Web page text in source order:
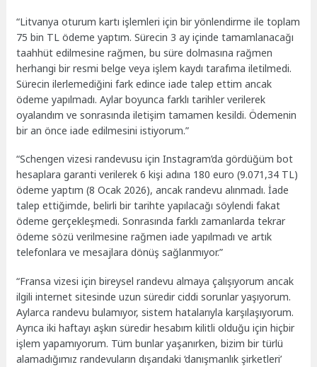
“Litvanya oturum kartı işlemleri için bir yönlendirme ile toplam
75 bin TL ödeme yaptım. Sürecin 3 ay içinde tamamlanacağı
taahhüt edilmesine rağmen, bu süre dolmasına rağmen
herhangi bir resmi belge veya işlem kaydı tarafıma iletilmedi.
Sürecin ilerlemediğini fark edince iade talep ettim ancak
ödeme yapılmadı. Aylar boyunca farklı tarihler verilerek
oyalandım ve sonrasında iletişim tamamen kesildi. Ödemenin
bir an önce iade edilmesini istiyorum.”
“Schengen vizesi randevusu için Instagram’da gördüğüm bot
hesaplara garanti verilerek 6 kişi adına 180 euro (9.071,34 TL)
ödeme yaptım (8 Ocak 2026), ancak randevu alınmadı. İade
talep ettiğimde, belirli bir tarihte yapılacağı söylendi fakat
ödeme gerçekleşmedi. Sonrasında farklı zamanlarda tekrar
ödeme sözü verilmesine rağmen iade yapılmadı ve artık
telefonlara ve mesajlara dönüş sağlanmıyor.”
“Fransa vizesi için bireysel randevu almaya çalışıyorum ancak
ilgili internet sitesinde uzun süredir ciddi sorunlar yaşıyorum.
Aylarca randevu bulamıyor, sistem hatalarıyla karşılaşıyorum.
Ayrıca iki haftayı aşkın süredir hesabım kilitli olduğu için hiçbir
işlem yapamıyorum. Tüm bunlar yaşanırken, bizim bir türlü
alamadığımız randevuların dışarıdaki ‘danışmanlık şirketleri’